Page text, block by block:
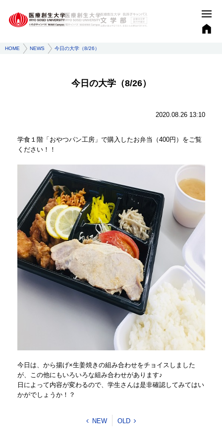
HOME NEWS 今日の大学（8/26）
今日の大学（8/26）
2020.08.26 13:10
学食１階「おやつパン工房」で購入したお弁当（400円）をご覧
ください！！
今日は、から揚げ×生姜焼きの組み合わせをチョイスしました
が、この他にもいろいろな組み合わせがあります♪
日によって内容が変わるので、学生さんは是非確認してみてはい
かがでしょうか！？
NEW OLD